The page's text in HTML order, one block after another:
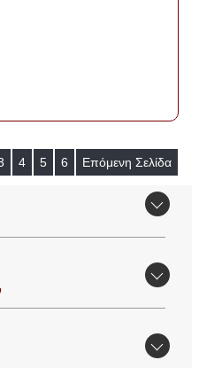
4 5 6 Επόμενη Σελίδα